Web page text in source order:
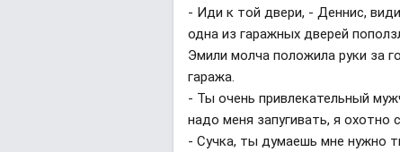
- Иди к той двери, - Деннис,
одна из гаражных дверей
Эмили молча положила руки за
гаража.
- Ты очень привлекательный
надо меня запугивать, я
- Сучка, ты думаешь мне нужно